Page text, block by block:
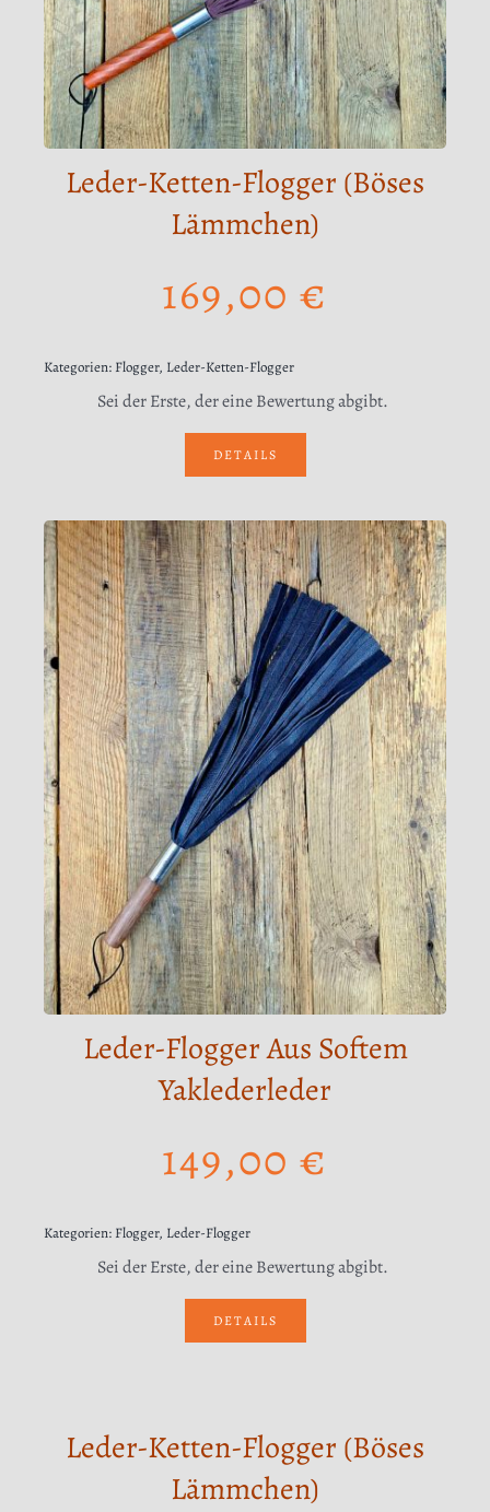
Leder-Ketten-Flogger (Böses
Lämmchen)
169,00 €
Kategorien: Flogger, Leder-Ketten-Flogger
Sei der Erste, der eine Bewertung abgibt.
DETAILS
Leder-Flogger Aus Softem
Yaklederleder
149,00 €
Kategorien: Flogger, Leder-Flogger
Sei der Erste, der eine Bewertung abgibt.
DETAILS
Leder-Ketten-Flogger (Böses
Lämmchen)